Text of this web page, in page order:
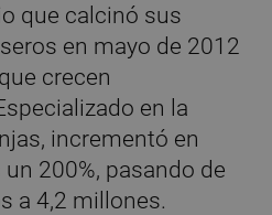
que calcinó sus
en mayo de 2012
crecen
en la
incrementó en
200%, pasando de
a 4,2 millones.